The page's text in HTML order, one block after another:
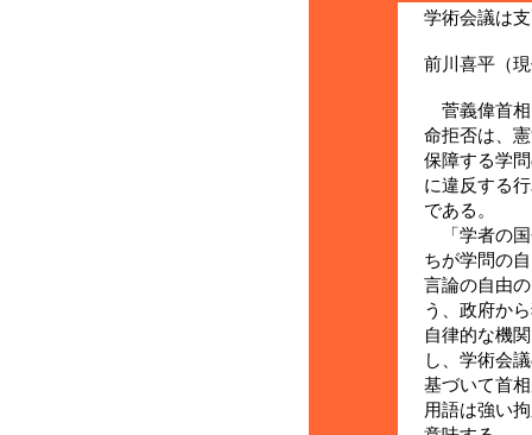
学術会議は
前川喜平（
菅義偉首相
命拒否は、
保障する学
に違反する
である。
「学者の国
ちが学問の
言論の自由
う、政府か
自律的な機
し、学術会
基づいて首
用語は強い